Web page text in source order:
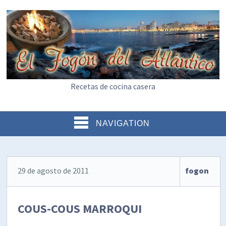
Recetas de cocina casera
NAVIGATION
29 de agosto de 2011 fogon
COUS-COUS MARROQUI